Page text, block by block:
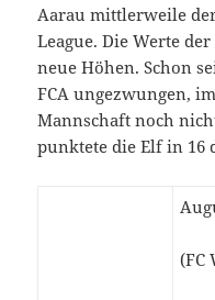
Aarau mittlerweile
League. Die Werte
neue Höhen. Schon
FCA ungezwungen,
Mannschaft noch
punktete die Elf in 16
(FC